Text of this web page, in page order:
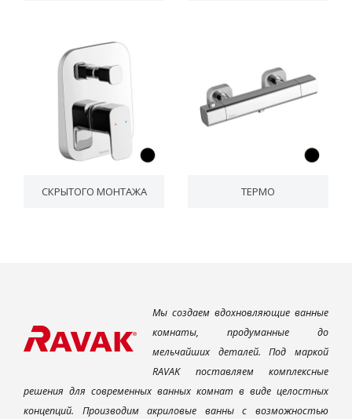
СКРЫТОГО МОНТАЖА ТЕРМО
Мы создаем вдохновляющие ванные
комнаты, продуманные до
мельчайших деталей. Под маркой
RAVAK поставляем комплексные
решения для современных ванных комнат в виде целостных
концепций. Производим акриловые ванны с возможностью